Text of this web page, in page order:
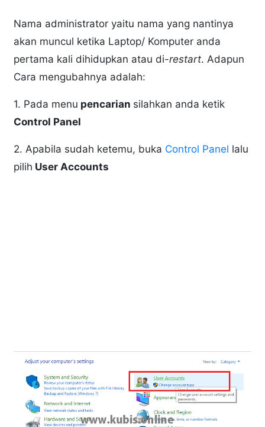
Nama administrator yaitu nama yang nantinya
akan muncul ketika Laptop/ Komputer anda
pertama kali dihidupkan atau di-restart. Adapun
Cara mengubahnya adalah:
1. Pada menu pencarian silahkan anda ketik
Control Panel
2. Apabila sudah ketemu, buka Control Panel lalu
pilih User Accounts